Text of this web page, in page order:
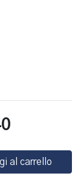
al carrello